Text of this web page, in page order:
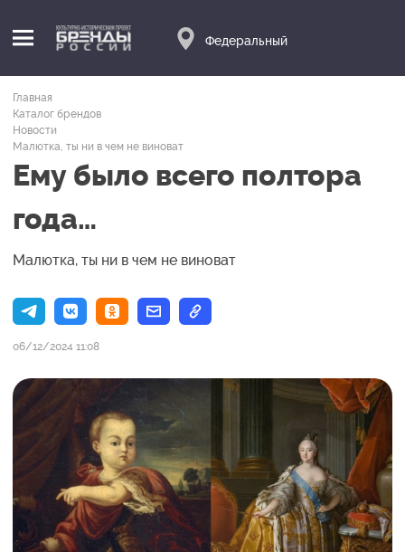
Федеральный
Главная
Каталог брендов
Новости
Малютка, ты ни в чем не виноват
Ему было всего полтора
года…
Малютка, ты ни в чем не виноват
06/12/2024 11:08